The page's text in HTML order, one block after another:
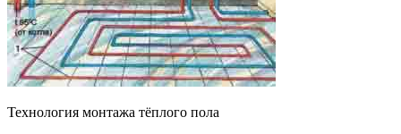
Технология монтажа тёплого пола